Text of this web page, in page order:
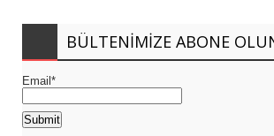
BÜLTENIMIZE ABONE
Email*